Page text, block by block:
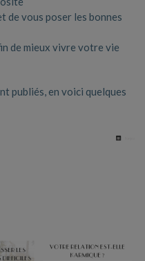
de vous poser les bonnes
de mieux vivre votre vie
publiés, en voici quelques